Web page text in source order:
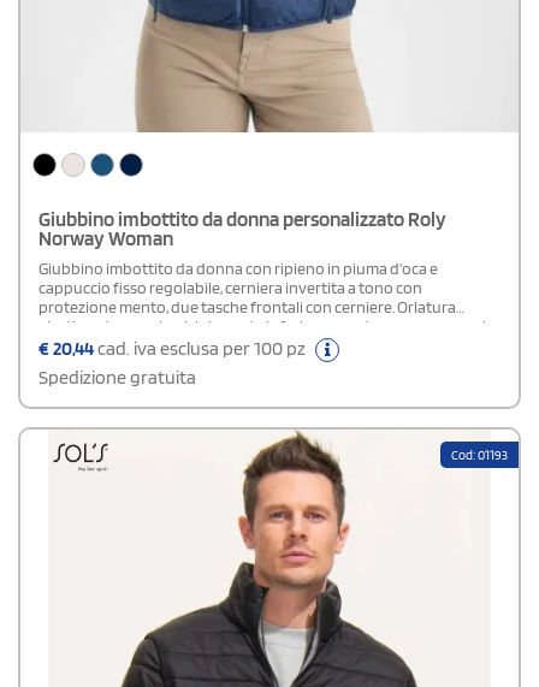
Giubbino imbottito da donna personalizzato Roly
Norway Woman
Giubbino imbottito da donna con ripieno in piuma d'oca e
cappuccio fisso regolabile, cerniera invertita a tono con
protezione mento, due tasche frontali con cerniere. Orlatura
elastica a tono sui polsini e parte inferiore, apertura per cappuccio,
rivestimento interno a contrasto. Include borsa per il trasporto,
capo di abbigliamento leggero e pieghevole. Il freddo non sarà più
tuo nemico grazie alla giacca NORWAY, la più completa di Roly.
Imbottitura in piuma d'oca e cappuccio fisso aderente. Con fodera
Uomo e Bambino
€20,44cad. iva esclusa per 100 pz
Spedizione gratuita
Cod: 01193